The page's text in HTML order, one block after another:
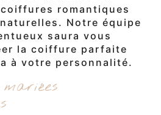
romantiques
Notre équipe
saura vous
la coiffure parfaite
à votre personnalité.